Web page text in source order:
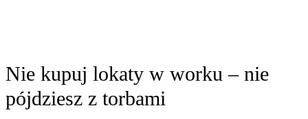
Nie kupuj lokaty w worku – nie
pójdziesz z torbami